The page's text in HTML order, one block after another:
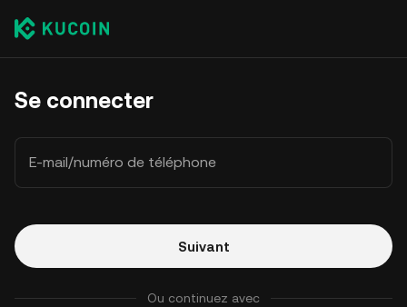
Se connecter
E-mail/numéro de téléphone
Suivant
Ou continuez avec